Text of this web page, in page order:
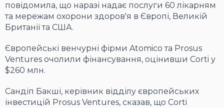
повідомила, що наразі надає послуги 60 лікарням
та мережам охорони здоров'я в Європі, Великій
Британії та США.
Європейські венчурні фірми Atomico та Prosus
Ventures очолили фінансування, оцінивши Corti у
$260 млн.
Сандіп Бакші, керівник відділу європейських
інвестицій Prosus Ventures, сказав, що Corti